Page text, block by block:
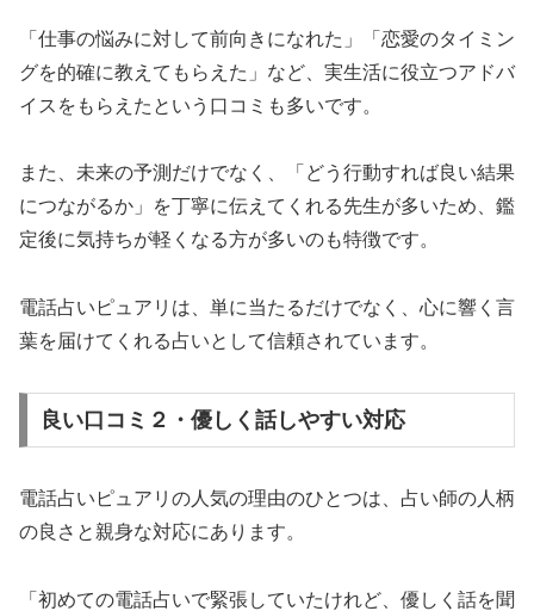
「仕事の悩みに対して前向きになれた」「恋愛のタイミン
グを的確に教えてもらえた」など、実生活に役立つアドバ
イスをもらえたという口コミも多いです。
また、未来の予測だけでなく、「どう行動すれば良い結果
につながるか」を丁寧に伝えてくれる先生が多いため、鑑
定後に気持ちが軽くなる方が多いのも特徴です。
電話占いピュアリは、単に当たるだけでなく、心に響く言
葉を届けてくれる占いとして信頼されています。
良い口コミ２・優しく話しやすい対応
電話占いピュアリの人気の理由のひとつは、占い師の人柄
の良さと親身な対応にあります。
「初めての電話占いで緊張していたけれど、優しく話を聞